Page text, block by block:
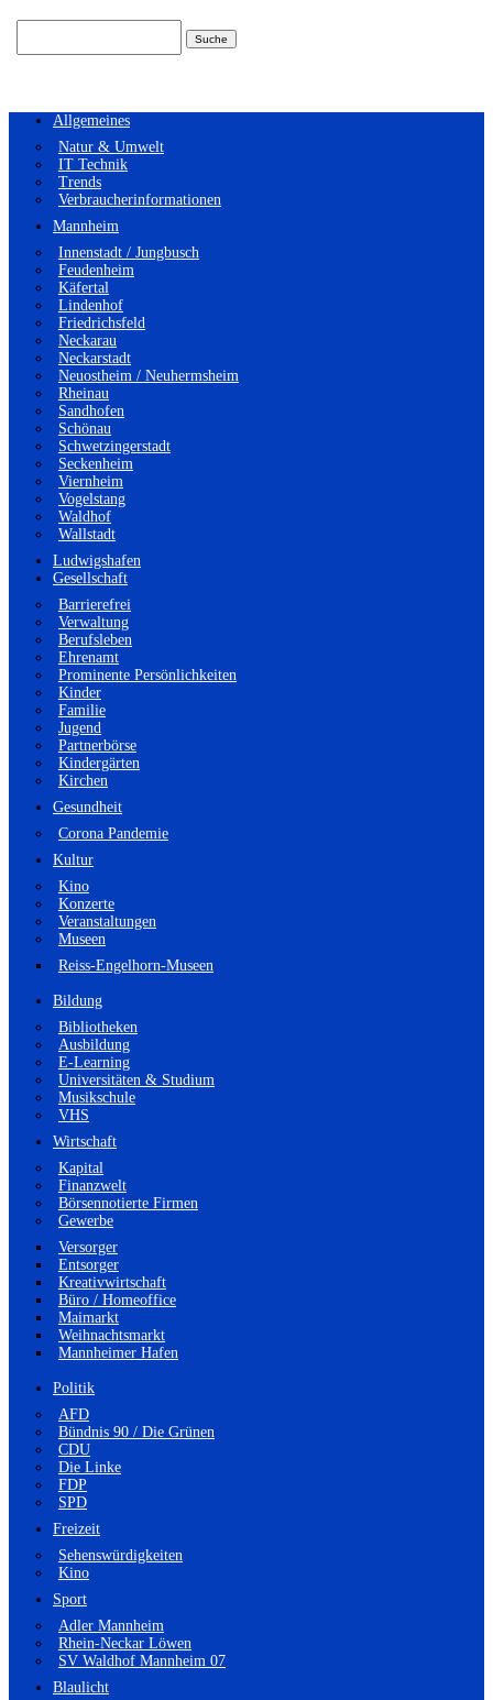
Allgemeines
Natur & Umwelt
IT Technik
Trends
Verbraucherinformationen
Mannheim
Innenstadt / Jungbusch
Feudenheim
Käfertal
Lindenhof
Friedrichsfeld
Neckarau
Neckarstadt
Neuostheim / Neuhermsheim
Rheinau
Sandhofen
Schönau
Schwetzingerstadt
Seckenheim
Viernheim
Vogelstang
Waldhof
Wallstadt
Ludwigshafen
Gesellschaft
Barrierefrei
Verwaltung
Berufsleben
Ehrenamt
Prominente Persönlichkeiten
Kinder
Familie
Jugend
Partnerbörse
Kindergärten
Kirchen
Gesundheit
Corona Pandemie
Kultur
Kino
Konzerte
Veranstaltungen
Museen
Reiss-Engelhorn-Museen
Bildung
Bibliotheken
Ausbildung
E-Learning
Universitäten & Studium
Musikschule
VHS
Wirtschaft
Kapital
Finanzwelt
Börsennotierte Firmen
Gewerbe
Versorger
Entsorger
Kreativwirtschaft
Büro / Homeoffice
Maimarkt
Weihnachtsmarkt
Mannheimer Hafen
Politik
AFD
Bündnis 90 / Die Grünen
CDU
Die Linke
FDP
SPD
Freizeit
Sehenswürdigkeiten
Kino
Sport
Adler Mannheim
Rhein-Neckar Löwen
SV Waldhof Mannheim 07
Blaulicht